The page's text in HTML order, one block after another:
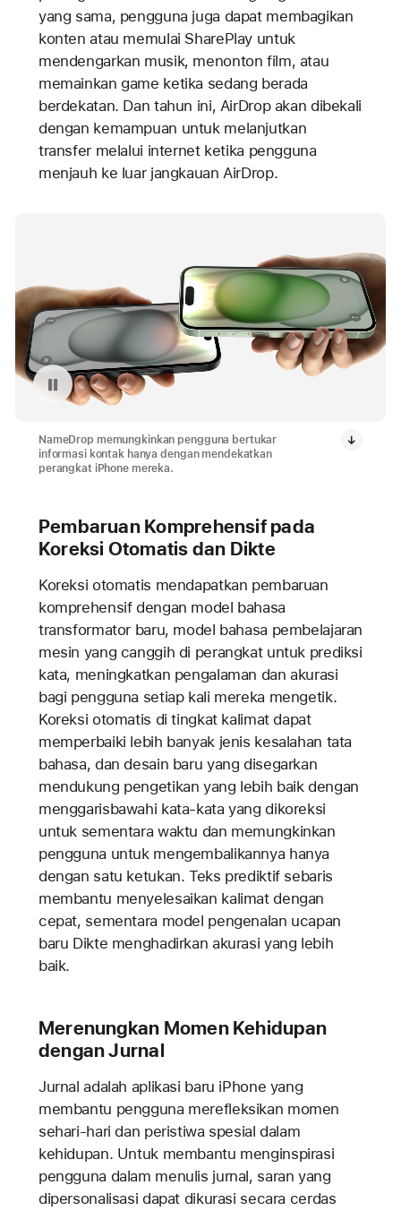
yang sama, pengguna juga dapat membagikan
konten atau memulai SharePlay untuk
mendengarkan musik, menonton film, atau
memainkan game ketika sedang berada
berdekatan. Dan tahun ini, AirDrop akan dibekali
dengan kemampuan untuk melanjutkan
transfer melalui internet ketika pengguna
menjauh ke luar jangkauan AirDrop.
Putar ulang video: NameDrop di iPhone 15
NameDrop memungkinkan pengguna bertukar
informasi kontak hanya dengan mendekatkan
perangkat iPhone mereka.
Pembaruan Komprehensif pada
Koreksi Otomatis dan Dikte
Koreksi otomatis mendapatkan pembaruan
komprehensif dengan model bahasa
transformator baru, model bahasa pembelajaran
mesin yang canggih di perangkat untuk prediksi
kata, meningkatkan pengalaman dan akurasi
bagi pengguna setiap kali mereka mengetik.
Koreksi otomatis di tingkat kalimat dapat
memperbaiki lebih banyak jenis kesalahan tata
bahasa, dan desain baru yang disegarkan
mendukung pengetikan yang lebih baik dengan
menggarisbawahi kata-kata yang dikoreksi
untuk sementara waktu dan memungkinkan
pengguna untuk mengembalikannya hanya
dengan satu ketukan. Teks prediktif sebaris
membantu menyelesaikan kalimat dengan
cepat, sementara model pengenalan ucapan
baru Dikte menghadirkan akurasi yang lebih
baik.
Merenungkan Momen Kehidupan
dengan Jurnal
Jurnal adalah aplikasi baru iPhone yang
membantu pengguna merefleksikan momen
sehari-hari dan peristiwa spesial dalam
kehidupan. Untuk membantu menginspirasi
pengguna dalam menulis jurnal, saran yang
dipersonalisasi dapat dikurasi secara cerdas